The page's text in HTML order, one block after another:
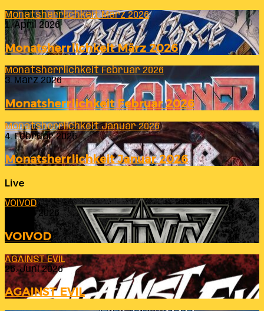
Monatsherrlichkeit März 2026
1. April 2026
Monatsherrlichkeit März 2026
Monatsherrlichkeit Februar 2026
3. März 2026
Monatsherrlichkeit Februar 2026
Monatsherrlichkeit Januar 2026
4. Februar 2026
Monatsherrlichkeit Januar 2026
Live
VOIVOD
23. Juli 2026
VOIVOD
AGAINST EVIL
26. Juni 2026
AGAINST EVIL